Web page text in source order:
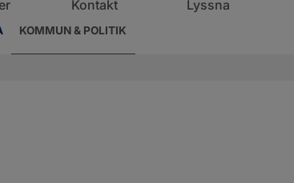
KOMMUN & POLITIK
Kontakt Lyssna